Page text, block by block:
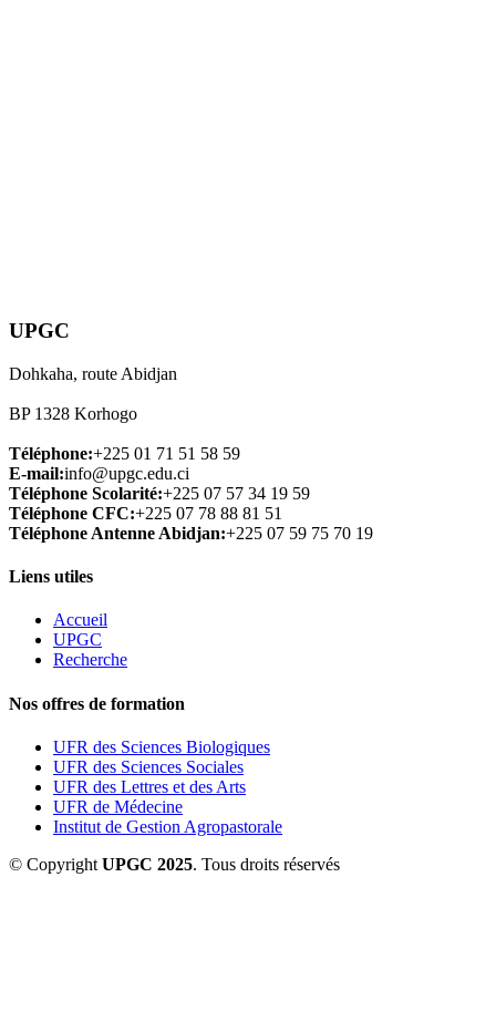
UPGC
Dohkaha, route Abidjan
BP 1328 Korhogo
Téléphone:+225 01 71 51 58 59
E-mail:info@upgc.edu.ci
Téléphone Scolarité:+225 07 57 34 19 59
Téléphone CFC:+225 07 78 88 81 51
Téléphone Antenne Abidjan:+225 07 59 75 70 19
Liens utiles
Accueil
UPGC
Recherche
Nos offres de formation
UFR des Sciences Biologiques
UFR des Sciences Sociales
UFR des Lettres et des Arts
UFR de Médecine
Institut de Gestion Agropastorale
© Copyright UPGC 2025. Tous droits réservés